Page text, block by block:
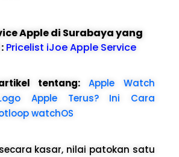
Apple di Surabaya yang
Pricelist iJoe Apple Service
tentang:Apple Watch
Apple Terus? Ini Cara
watchOS
kasar, nilai patokan satu